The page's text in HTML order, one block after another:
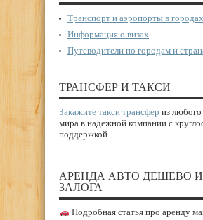
Транспорт и аэропорты в
Информация о визах
Путеводители по городам и
ТРАНСФЕР И ТАКСИ
Закажите такси трансфер из
мира в надежной компании с
поддержкой.
АРЕНДА АВТО ДЕШЕВО И
ЗАЛОГА
Подробная статья про аренду